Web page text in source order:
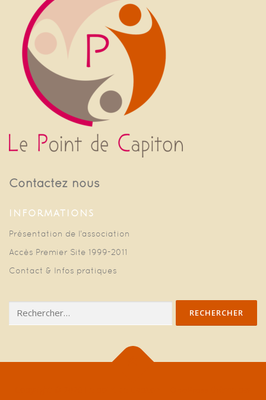
Contactez nous
INFORMATIONS
Présentation de l’association
Accès Premier Site 1999-2011
Contact & Infos pratiques
Rechercher :